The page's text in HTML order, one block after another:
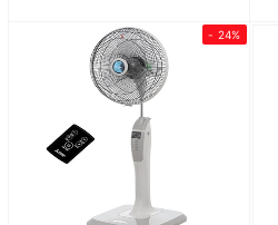
- 24%